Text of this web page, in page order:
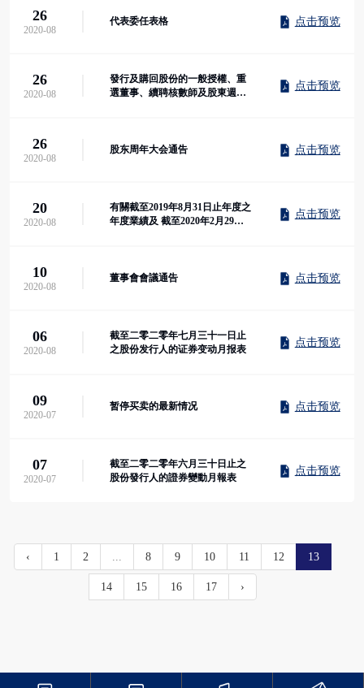
26
2020-08
代表委任表格 点击预览
26
2020-08
發行及購回股份的一般授權、重
選董事、續聘核數師及股東週年
点击预览
26
2020-08
股东周年大会通告 点击预览
20
2020-08
有關截至2019年8月31日止年度之
年度業績及 截至2020年2月29日
点击预览
10
2020-08
董事會會議通告 点击预览
06
2020-08
截至二零二零年七月三十一日止
之股份发行人的证券变动月报表
点击预览
09
2020-07
暂停买卖的最新情况 点击预览
07
2020-07
截至二零二零年六月三十日止之
股份發行人的證券變動月報表
点击预览
‹ 1 2 ... 8 9 10 11 12 13
14 15 16 17 ›